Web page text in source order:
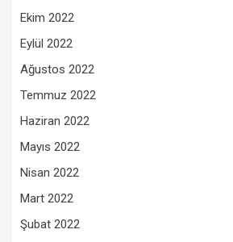
Ekim 2022
Eylül 2022
Ağustos 2022
Temmuz 2022
Haziran 2022
Mayıs 2022
Nisan 2022
Mart 2022
Şubat 2022